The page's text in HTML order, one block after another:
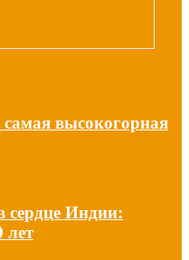
высокогорная
сердце Индии:
лет